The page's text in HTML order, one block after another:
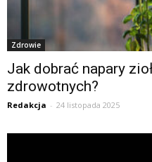
Zdrowie
Jak dobrać napary
zdrowotnych?
Redakcja - 24 listopada 2025